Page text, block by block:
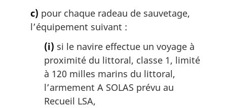
c) pour chaque radeau de sauvetage,
l’équipement suivant :
(i) si le navire effectue un voyage à
proximité du littoral, classe 1, limité
à 120 milles marins du littoral,
l’armement A SOLAS prévu au
Recueil LSA,